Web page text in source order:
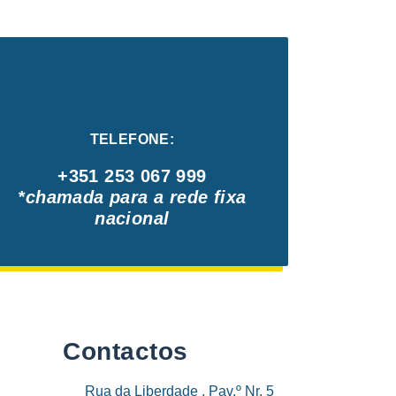
TELEFONE:
+351 253 067 999
*chamada para a rede fixa
nacional
Contactos
Rua da Liberdade , Pav.º Nr. 5